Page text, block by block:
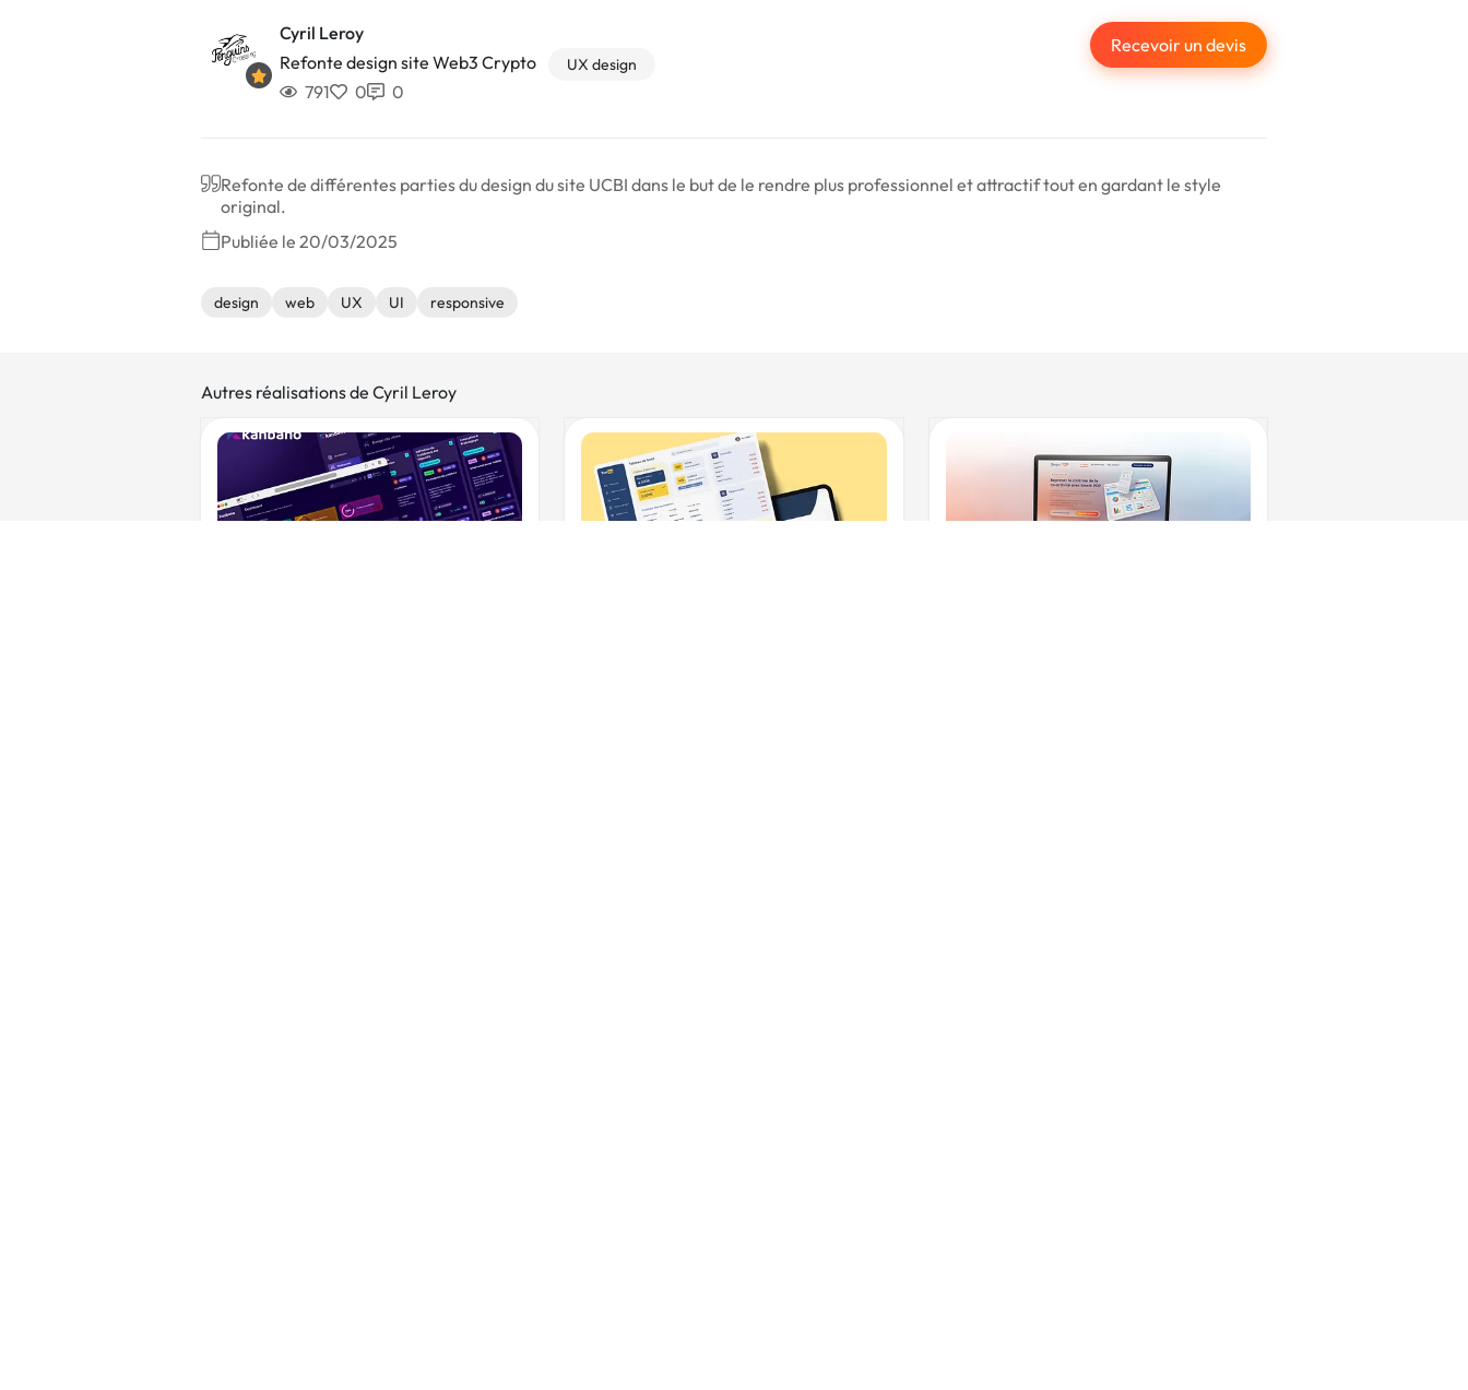
Cyril Leroy
Refonte design site Web3 Crypto
UX design
791 0 0
Recevoir un devis
Refonte de différentes parties du design du site UCBI dans le but de le rendre plus professionnel et attractif tout en gardant le style
original.
Publiée le 20/03/2025
design web UX UI responsive
Autres réalisations de Cyril Leroy